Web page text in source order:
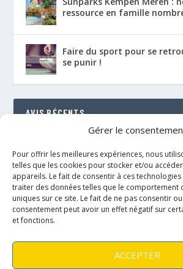
Gérer le
Pour offrir les meilleures expériences, nous
telles que les cookies pour stocker et/ou
appareils. Le fait de consentir à ces
traiter des données telles que le comportement
uniques sur ce site. Le fait de ne pas consentir
consentement peut avoir un effet négatif sur
et fonctions.
ACCEPTER
ressource en famille
Faire du sport pour se
se punir !
AVIS RÉCENTS
bord de la Semois
Le néo de Néobulle {portage physio}